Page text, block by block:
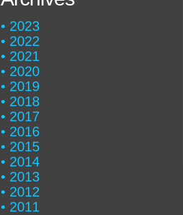
2023
2022
2021
2020
2019
2018
2017
2016
2015
2014
2013
2012
2011